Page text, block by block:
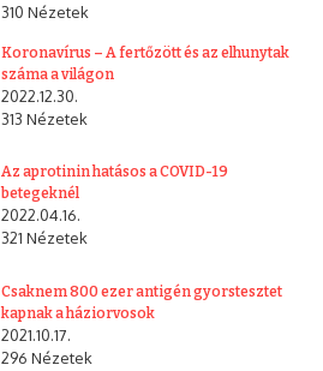
310 Nézetek
Koronavírus – A fertőzött és az elhunytak
száma a világon
2022.12.30.
313 Nézetek
Az aprotinin hatásos a COVID-19
betegeknél
2022.04.16.
321 Nézetek
Csaknem 800 ezer antigén gyorstesztet
kapnak a háziorvosok
2021.10.17.
296 Nézetek